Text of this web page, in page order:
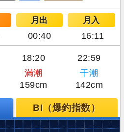
月出 月入
00:40 16:11
18:20 22:59
満潮
干潮
159cm 142cm
BI（爆釣指数）